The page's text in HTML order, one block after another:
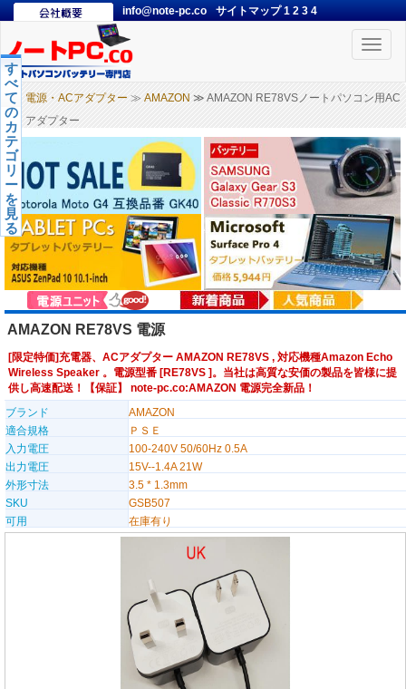
info@note-pc.co サイトマップ1 2 3 4
Toggle
電源・ACアダプター ≫ AMAZON ≫ AMAZON RE78VSノートパソコン用AC
アダプター
す
べ
て
の
カ
テ
ゴ
リ
ー
を
見
る
AMAZON RE78VS 電源
[限定特価]充電器、ACアダプター AMAZON RE78VS , 対応機種Amazon Echo
Wireless Speaker 。電源型番 [RE78VS ]。当社は高質な安価の製品を皆様に提
供し高速配送！【保証】 note-pc.co:AMAZON 電源完全新品！
ブランド
AMAZON
適合規格
ＰＳＥ
入力電圧
100-240V 50/60Hz 0.5A
出力電圧
15V--1.4A 21W
外形寸法
3.5 * 1.3mm
SKU
GSB507
可用
在庫有り